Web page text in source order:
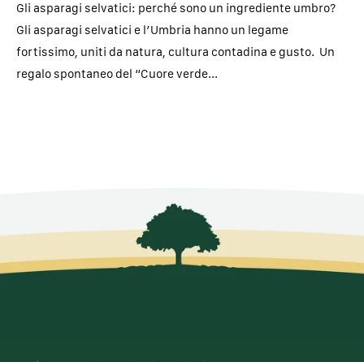
Gli asparagi selvatici: perché sono un ingrediente umbro?
Gli asparagi selvatici e l’Umbria hanno un legame
fortissimo, uniti da natura, cultura contadina e gusto. Un
regalo spontaneo del “Cuore verde...